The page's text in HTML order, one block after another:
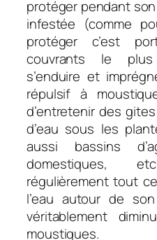
protéger pendant
infestée (comme
protéger c’est
couvrants le
s’enduire et
répulsif à
d’entretenir des
d’eau sous les
aussi bassins
domestiques,
régulièrement tout
l’eau autour de
véritablement
moustiques.